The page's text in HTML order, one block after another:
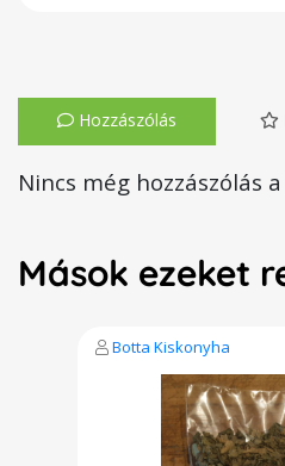
Hozzászólás
Nincs még hozzászólás
Mások ezeket
Botta Kiskonyha